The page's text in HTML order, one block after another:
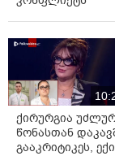
ქირურგია
წონასთან
გააკრიტიკეს,